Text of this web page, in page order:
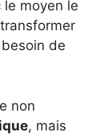
moyen le
de
non
, mais